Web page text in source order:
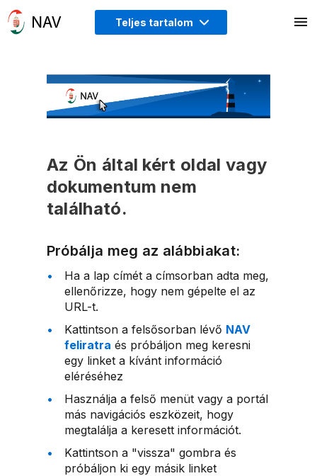
Teljes tartalom
Az Ön által kért oldal vagy
dokumentum nem
található.
Próbálja meg az alábbiakat:
Ha a lap címét a címsorban adta meg,
ellenőrizze, hogy nem gépelte el az
URL-t.
Kattintson a felsősorban lévő NAV
feliratra és próbáljon meg keresni
egy linket a kívánt információ
eléréséhez
Használja a felső menüt vagy a portál
más navigációs eszközeit, hogy
megtalálja a keresett információt.
Kattintson a "vissza" gombra és
próbáljon ki egy másik linket